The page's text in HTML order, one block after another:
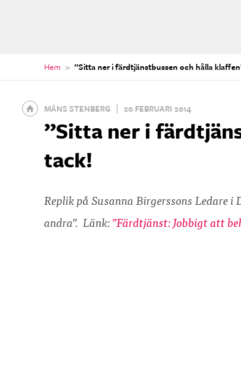
Hem » ”Sitta ner i färdtjänstbussen och hålla
Gå
startsidan
MÅNS STENBERG | 20 FEBRUARI 2014
”Sitta ner i
tack!
Replik på Susanna Birgerssons Ledare
andra”. Länk:”Färdtjänst: Jobbigt att